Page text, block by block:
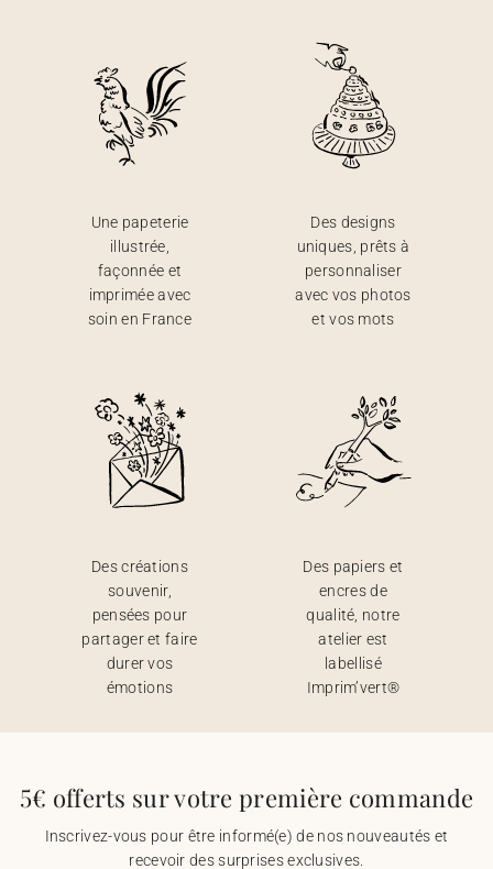
Une papeterie
illustrée,
façonnée et
imprimée avec
soin en France
Des designs
uniques, prêts à
personnaliser
avec vos photos
et vos mots
Des créations
souvenir,
pensées pour
partager et faire
durer vos
émotions
Des papiers et
encres de
qualité, notre
atelier est
labellisé
Imprim’vert®
5€ offerts sur votre première commande
Inscrivez-vous pour être informé(e) de nos nouveautés et
recevoir des surprises exclusives.